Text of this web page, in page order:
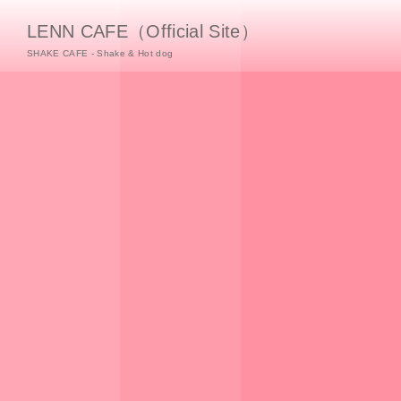
LENN CAFE（Official Site）
SHAKE CAFE - Shake & Hot dog